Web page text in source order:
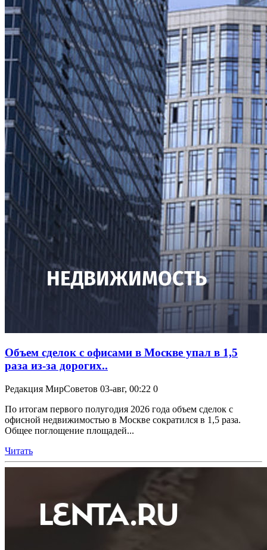
Объем сделок с офисами в Москве упал в 1,5
раза из-за дорогих..
Редакция МирСоветов 03-авг, 00:22 0
По итогам первого полугодия 2026 года объем сделок с
офисной недвижимостью в Москве сократился в 1,5 раза.
Общее поглощение площадей...
Читать